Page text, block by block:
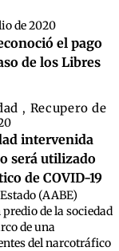
de 2020
el pago
de los Libres
, Recupero de
intervenida
será utilizado
de COVID-19
(AABE)
de la sociedad
de una
del narcotráfico